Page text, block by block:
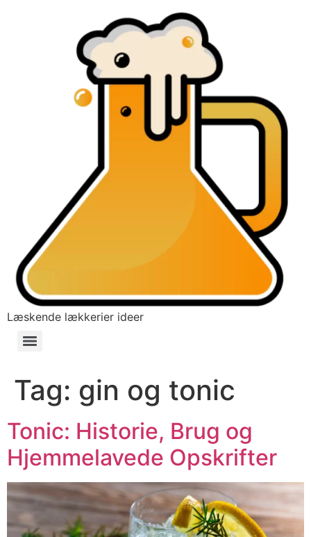
Læskende lækkerier ideer
Tag: gin og tonic
Tonic: Historie, Brug og
Hjemmelavede Opskrifter